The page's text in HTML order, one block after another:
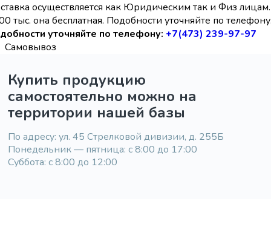
осуществляется как Юридическим так и Физ
тыс. она бесплатная. Подобности уточняйте по
уточняйте по телефону: +7(473) 239-97-97
Самовывоз
Купить продукцию
самостоятельно можно на
территории нашей базы
По адресу: ул. 45 Стрелковой дивизии, д. 255Б
Понедельник — пятница: с 8:00 до 17:00
Суббота: с 8:00 до 12:00